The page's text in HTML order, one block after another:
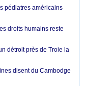
pédiatres américains
droits humains reste
détroit près de Troie la
disent du Cambodge